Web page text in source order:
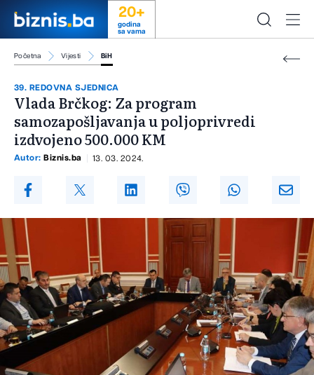
20+
godina
sa vama
Početna Vijesti BiH
39. REDOVNA SJEDNICA
Vlada Brčkog: Za program
samozapošljavanja u poljoprivredi
izdvojeno 500.000 KM
Autor: Biznis.ba 13. 03. 2024.